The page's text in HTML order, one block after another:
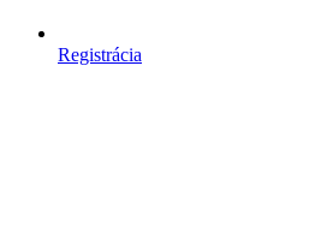
Registrácia